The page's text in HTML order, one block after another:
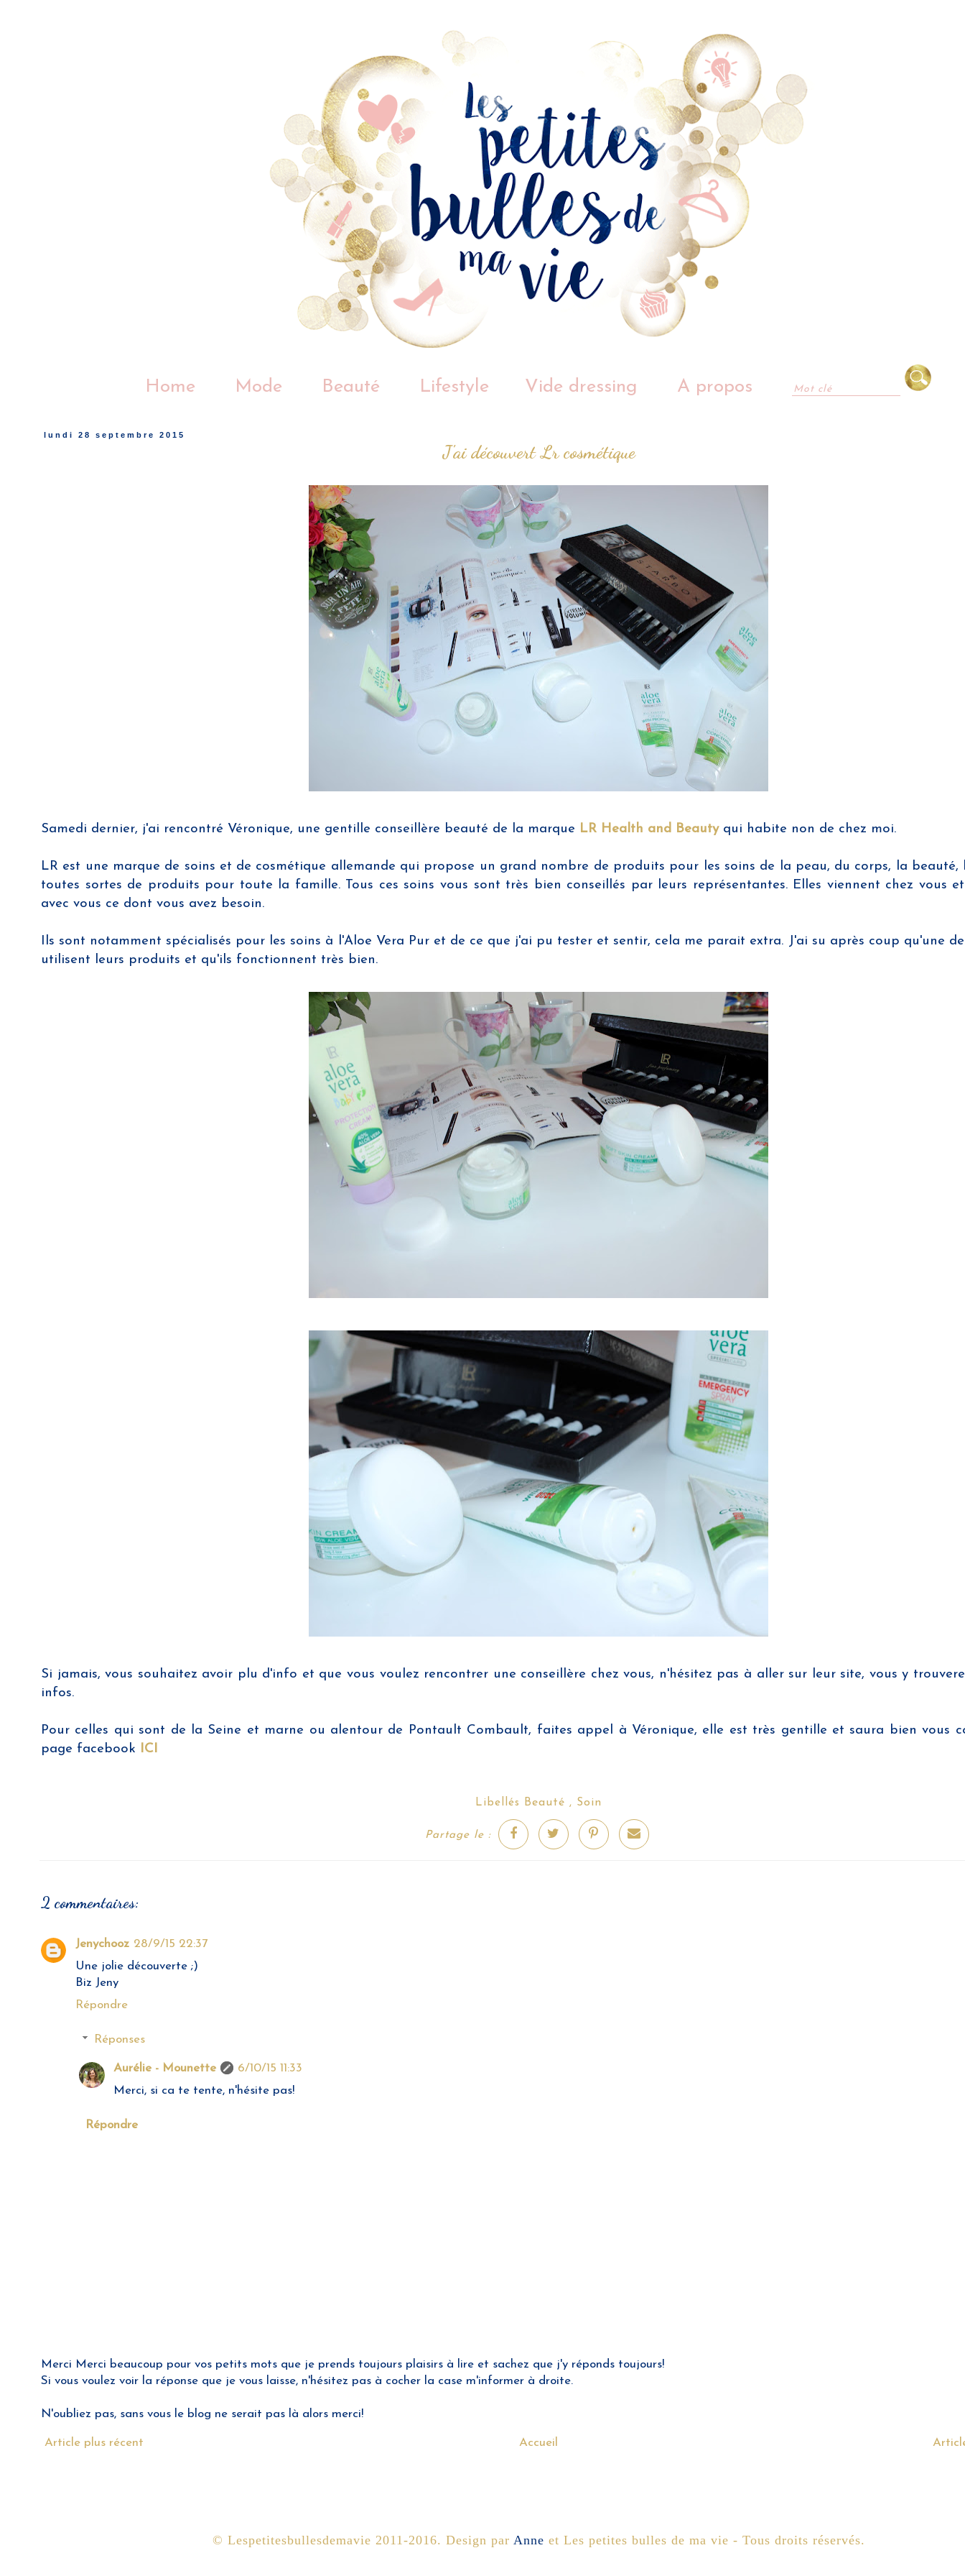
Home Mode Beauté Lifestyle Vide dressing A propos
lundi 28 septembre 2015
J'ai découvert Lr cosmétique
Samedi dernier, j'ai rencontré Véronique, une gentille conseillère beauté de la marque LR Health and Beautyqui habite non de chez moi.
LR est une marque de soins et de cosmétique allemande qui propose un grand nombre de produits pour les soins de la peau, du corps, la beauté,
toutes sortes de produits pour toute la famille. Tous ces soins vous sont très bien conseillés par leurs représentantes. Elles viennent chez vous
avec vous ce dont vous avez besoin.
Ils sont notamment spécialisés pour les soins à l'Aloe Vera Pur et de ce que j'ai pu tester et sentir, cela me parait extra. J'ai su après coup qu'une
utilisent leurs produits et qu'ils fonctionnent très bien.
Si jamais, vous souhaitez avoir plu d'info et que vous voulez rencontrer une conseillère chez vous, n'hésitez pas à aller sur leur site, vous y
infos.
Pour celles qui sont de la Seine et marne ou alentour de Pontault Combault, faites appel à Véronique, elle est très gentille et saura bien vous
page facebook ICI
Libellés Beauté , Soin
Partage le :
2 commentaires:
Jenychooz 28/9/15 22:37
Une jolie découverte ;)
Biz Jeny
Répondre
Réponses
Aurélie - Mounette
6/10/15 11:33
Merci, si ca te tente, n'hésite pas!
Répondre
Merci Merci beaucoup pour vos petits mots que je prends toujours plaisirs à lire et sachez que j'y réponds toujours!
Si vous voulez voir la réponse que je vous laisse, n'hésitez pas à cocher la case m'informer à droite.
N'oubliez pas, sans vous le blog ne serait pas là alors merci!
Article plus récent Accueil
© Lespetitesbullesdemavie 2011-2016. Design par Anne et Les petites bulles de ma vie - Tous droits réservés.